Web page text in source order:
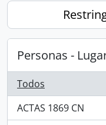
Personas -
Todos
ACTAS 1869 CN
, 1 resultados